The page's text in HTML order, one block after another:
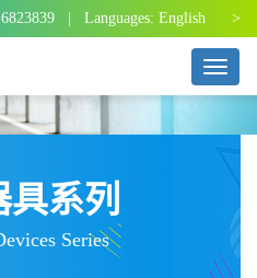
| Languages: English >
T
o
g
i
系列
Series